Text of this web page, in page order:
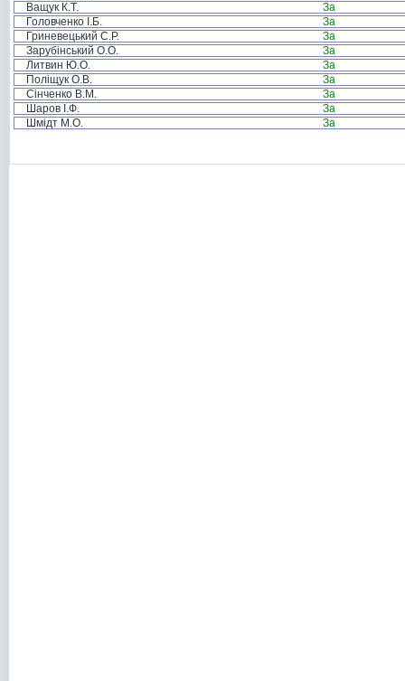
Ващук К.Т.
За
Головченко І.Б.
За
Гриневецький С.Р.
За
Зарубінський О.О.
За
Литвин Ю.О.
За
Поліщук О.В.
За
Сінченко В.М.
За
Шаров І.Ф.
За
Шмідт М.О.
За